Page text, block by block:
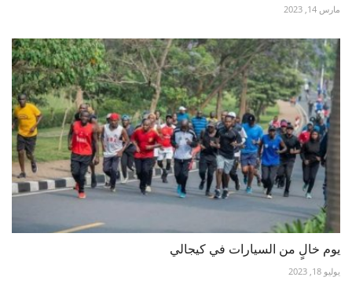
مارس 14, 2023
يوم خالٍ من السيارات في كيجالي
يوليو 18, 2023